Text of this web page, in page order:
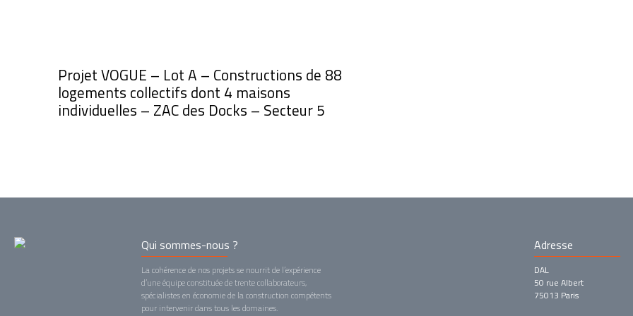
Projet VOGUE – Lot A – Constructions de 88
logements collectifs dont 4 maisons
individuelles – ZAC des Docks – Secteur 5
Qui sommes-nous ?
La cohérence de nos projets se nourrit de l’expérience
d’une équipe constituée de trente collaborateurs,
spécialistes en économie de la construction compétents
pour intervenir dans tous les domaines.
Adresse
DAL
50 rue Albert
75013 Paris